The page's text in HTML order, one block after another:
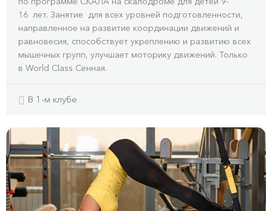
16 лет. Занятие для всех уровней подготовленности,
направленное на развитие координации движений и
равновесия, способствует укреплению и развитию всех
мышечных групп, улучшает моторику движений. Только
в World Class Сенная.
В 1-м клубе